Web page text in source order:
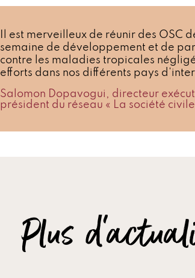
Il est merveilleux de réunir des OSC
semaine de développement et de
contre les maladies tropicales
efforts dans nos différents pays
Salomon Dopavogui, directeur
président du réseau « La société
Plus